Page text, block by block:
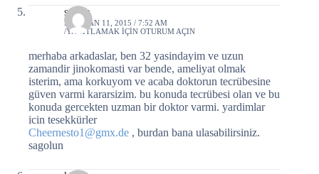
semin
HAZIRAN 11, 2015 / 7:52 AM
YANITLAMAK IÇIN OTURUM AÇIN
merhaba arkadaslar, ben 32 yasindayim ve uzun
zamandir jinokomasti var bende, ameliyat olmak
isterim, ama korkuyom ve acaba doktorun tecrübesine
güven varmi kararsizim. bu konuda tecrübesi olan ve bu
konuda gercekten uzman bir doktor varmi. yardimlar
icin tesekkürler
Cheernesto1@gmx.de , burdan bana ulasabilirsiniz.
sagolun